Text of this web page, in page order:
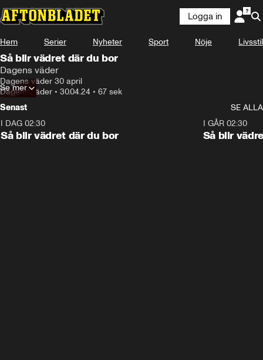
Logga in
Hem Serier Nyheter Sport Nöje Livsstil
Så blir vädret där du bor
Dagens väder
Dagens väder 30 april
Dagens väder • 30.04.24 • 67 sek
Se mer
Senast
SE ALLA
I DAG 02:30
Så blir vädret där du bor
I GÅR 02:30
Så blir